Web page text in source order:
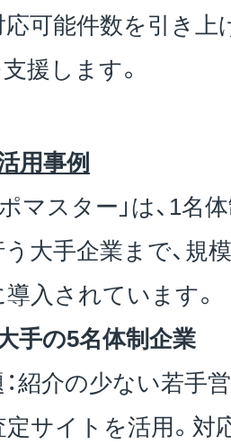
可能件数を引き上
援します。
用事例
マスター」は、1名
大手企業まで、規
入されています。
大手の5名体制企業
紹介の少ない若手
サイトを活用。対